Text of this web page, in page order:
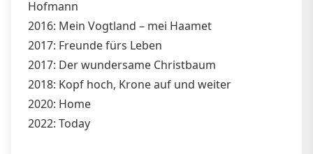
Hofmann
2016: Mein Vogtland – mei Haamet
2017: Freunde fürs Leben
2017: Der wundersame Christbaum
2018: Kopf hoch, Krone auf und weiter
2020: Home
2022: Today